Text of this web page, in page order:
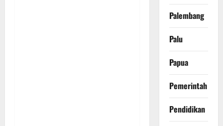
Palembang
Palu
Papua
Pemerintah
Pendidikan